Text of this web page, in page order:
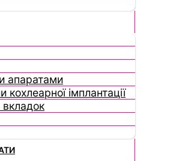
апаратами
імплантації
вкладок